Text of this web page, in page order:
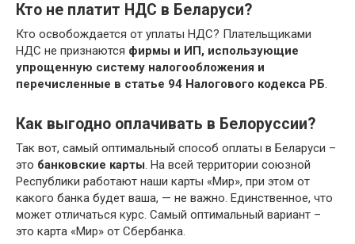
Кто не платит НДС в Беларуси?
Кто освобождается от уплаты НДС? Плательщиками
НДС не признаются фирмы и ИП, использующие
упрощенную систему налогообложения и
перечисленные в статье 94 Налогового кодекса РБ.
Как выгодно оплачивать в Белоруссии?
Так вот, самый оптимальный способ оплаты в Беларуси –
это банковские карты. На всей территории союзной
Республики работают наши карты «Мир», при этом от
какого банка будет ваша, — не важно. Единственное, что
может отличаться курс. Самый оптимальный вариант –
это карта «Мир» от Сбербанка.